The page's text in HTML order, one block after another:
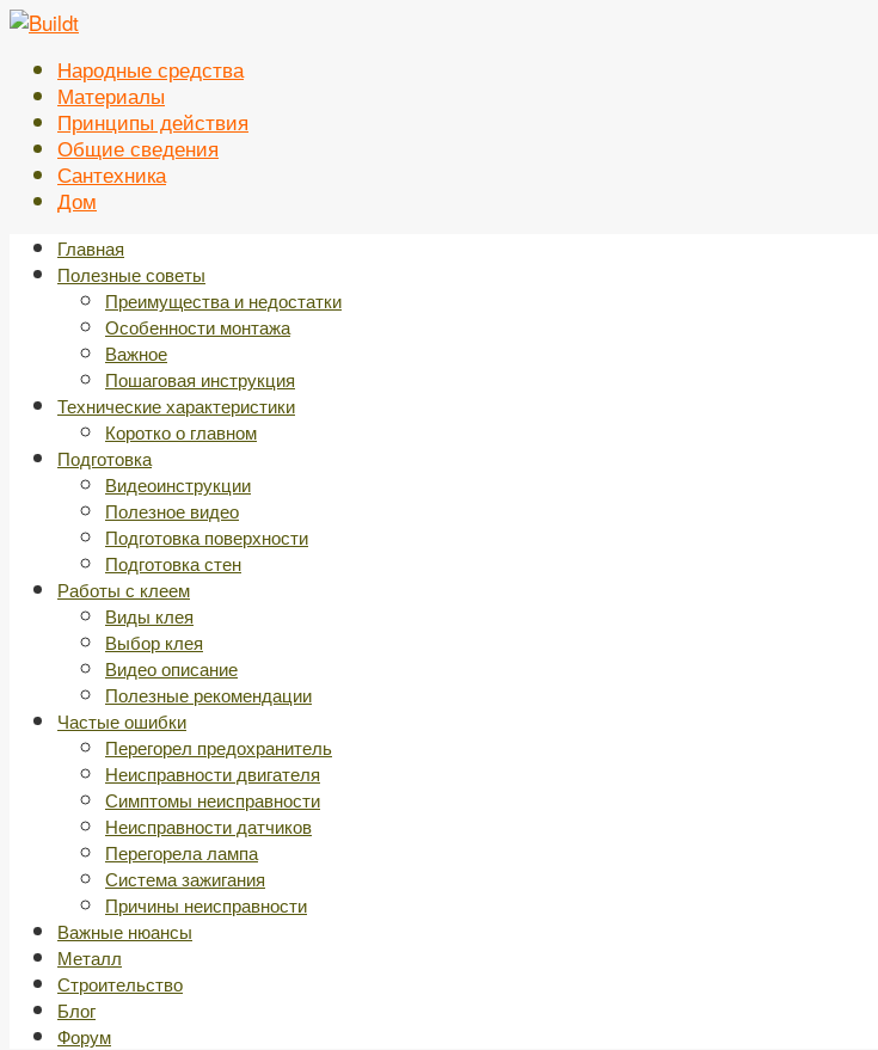
Перейти
контентуНародные средства
Материалы
Принципы действия
Общие сведения
Сантехника
Дом
Главная
Полезные советы
Преимущества и недостатки
Особенности монтажа
Важное
Пошаговая инструкция
Технические характеристики
Коротко о главном
Подготовка
Видеоинструкции
Полезное видео
Подготовка поверхности
Подготовка стен
Работы с клеем
Виды клея
Выбор клея
Видео описание
Полезные рекомендации
Частые ошибки
Перегорел предохранитель
Неисправности двигателя
Симптомы неисправности
Неисправности датчиков
Перегорела лампа
Система зажигания
Причины неисправности
Важные нюансы
Металл
Строительство
Блог
Форум